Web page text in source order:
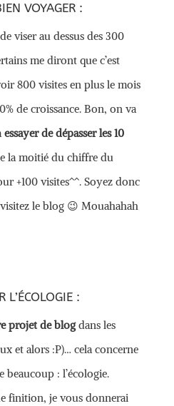
VOYAGER :
viser au dessus des 300
me diront que c’est
800 visites en plus le mois
de croissance. Bon, on va
essayer de dépasser les 10
la moitié du chiffre du
+100 visites^^. Soyez donc
le blog 😉 Mouahahah
L’ÉCOLOGIE :
projet de blogdans les
et alors :P)… cela concerne
beaucoup : l’écologie.
finition, je vous donnerai